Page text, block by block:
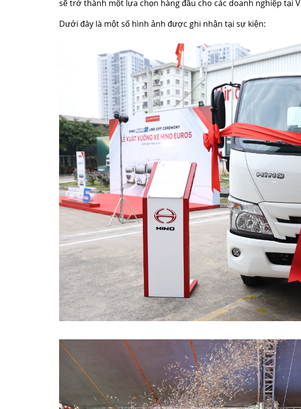
sẽ trở thành một lựa chọn hàng đầu cho các doanh nghiệp tại
Dưới đây là một số hình ảnh được ghi nhận tại sự kiện: